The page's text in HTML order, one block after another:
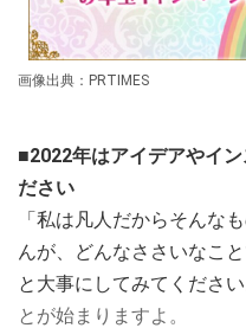
画像出典：PRTIMES
■2022年はアイデアやイ
ださい
「私は凡人だからそんな
んが、
どんなささいなこ
と大事にしてみてください
とが始まりますよ。